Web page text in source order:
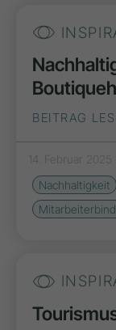
BEITRAG
14. Februar 2025
Nachhaltigkeit